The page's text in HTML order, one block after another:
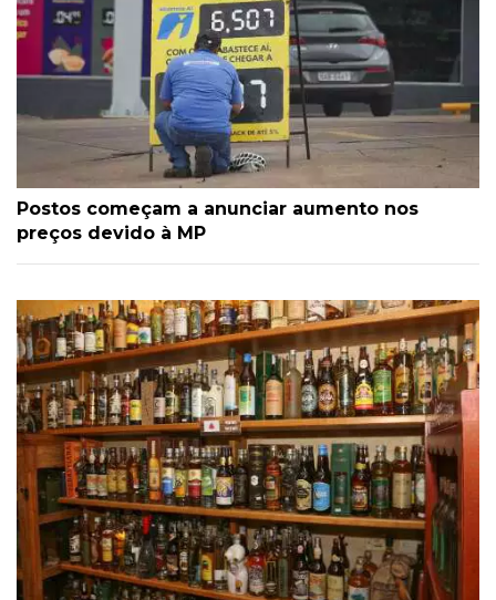
Postos começam a anunciar aumento nos
preços devido à MP